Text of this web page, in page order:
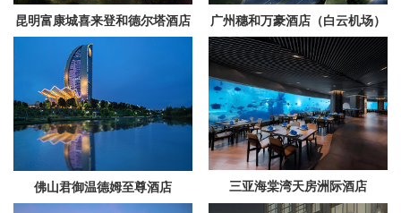
昆明富康城喜来登和德尔塔酒店 广州穗和万豪酒店（白云机场）
佛山君御温德姆至尊酒店 三亚海棠湾天房洲际酒店